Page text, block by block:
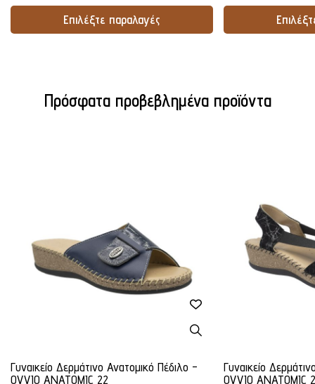
Επιλέξτε παραλαγές
Πρόσφατα προβεβλημένα προϊόντα
Γυναικείο Δερμάτινο Ανατομικό Πέδιλο -
OVVIO ANATOMIC 22
Γυναικείο
OVVIO ANATOMIC